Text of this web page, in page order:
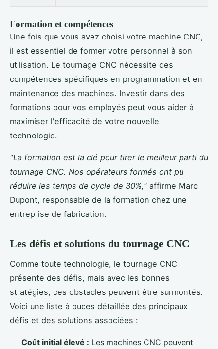
Formation et compétences
Une fois que vous avez choisi votre machine CNC,
il est essentiel de former votre personnel à son
utilisation. Le tournage CNC nécessite des
compétences spécifiques en programmation et en
maintenance des machines. Investir dans des
formations pour vos employés peut vous aider à
maximiser l'efficacité de votre nouvelle
technologie.
"La formation est la clé pour tirer le meilleur parti du
tournage CNC. Nos opérateurs formés ont pu
réduire les temps de cycle de 30%," affirme Marc
Dupont, responsable de la formation chez une
entreprise de fabrication.
Les défis et solutions du tournage CNC
Comme toute technologie, le tournage CNC
présente des défis, mais avec les bonnes
stratégies, ces obstacles peuvent être surmontés.
Voici une liste à puces détaillée des principaux
défis et des solutions associées :
Coût initial élevé : Les machines CNC peuvent